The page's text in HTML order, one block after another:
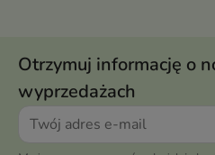
Otrzymuj informację o
wyprzedażach